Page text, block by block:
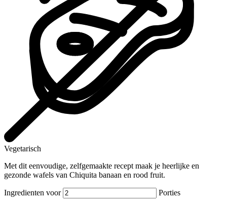
Vegetarisch
Met dit eenvoudige, zelfgemaakte recept maak je heerlijke en
gezonde wafels van Chiquita banaan en rood fruit.
Ingredienten voor Porties